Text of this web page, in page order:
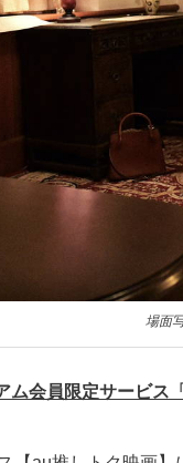
場面
ム会員限定サービス